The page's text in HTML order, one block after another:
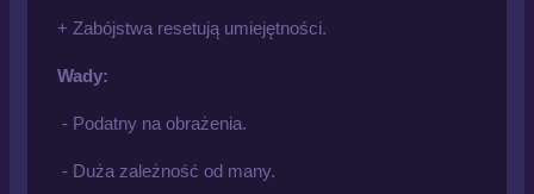
+ Zabójstwa resetują umiejętności.
Wady:
- Podatny na obrażenia.
- Duża zależność od many.